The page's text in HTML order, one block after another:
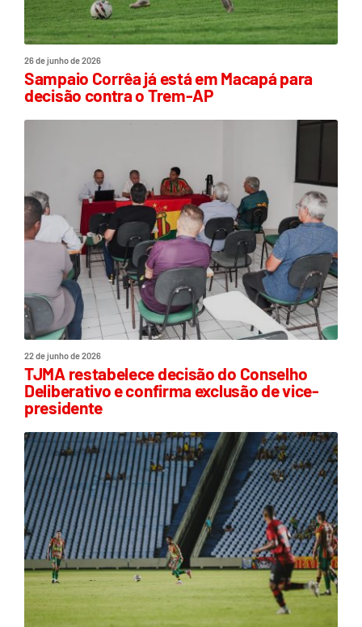
26 de junho de 2026
Sampaio Corrêa já está em Macapá para
decisão contra o Trem-AP
22 de junho de 2026
TJMA restabelece decisão do Conselho
Deliberativo e confirma exclusão de vice-
presidente